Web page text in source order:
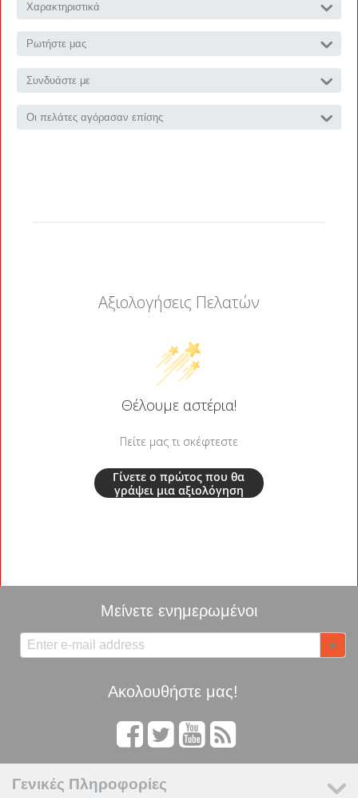
Χαρακτηριστικά
Ρωτήστε μας
Συνδυάστε με
Οι πελάτες αγόρασαν επίσης
Αξιολογήσεις Πελατών
Θέλουμε αστέρια!
Πείτε μας τι σκέφτεστε
Γίνετε ο πρώτος που θα
γράψει μια αξιολόγηση
Μείνετε ενημερωμένοι
Ακολουθήστε μας!
Γενικές Πληροφορίες